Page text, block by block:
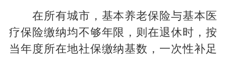
在所有城市，基本养老保险与基本医
疗保险缴纳均不够年限，则在退休时，按
当年度所在地社保缴纳基数，一次性补足